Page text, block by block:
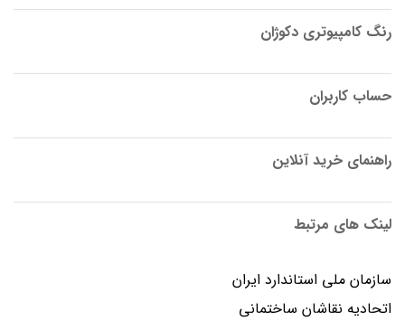
رنگ کامپیوتری دکوژان
حساب کاربران
راهنمای خرید آنلاین
لینک های مرتبط
سازمان ملی استاندارد ایران
اتحادیه نقاشان ساختمانی